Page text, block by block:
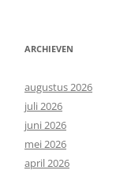
ARCHIEVEN
augustus 2026
juli 2026
juni 2026
mei 2026
april 2026